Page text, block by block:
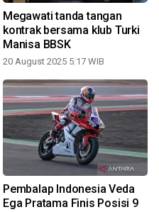
Megawati tanda tangan
kontrak bersama klub Turki
Manisa BBSK
20 August 2025 5:17 WIB
Pembalap Indonesia Veda
Ega Pratama Finis Posisi 9